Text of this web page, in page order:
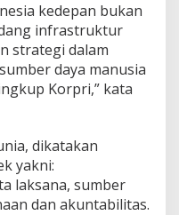
kedepan bukan
infrastruktur
strategi dalam
daya manusia
Korpri,” kata
dikatakan
yakni:
laksana, sumber
dan akuntabilitas.